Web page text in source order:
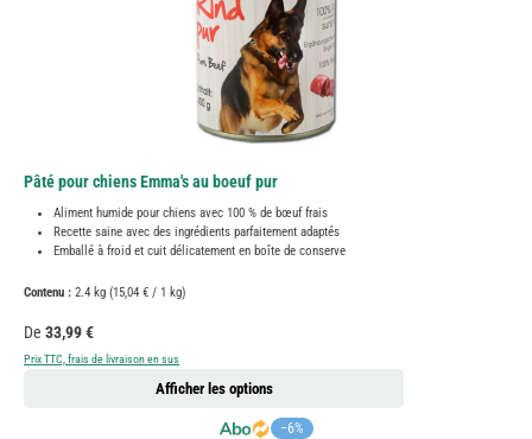
Pâté pour chiens Emma's au boeuf pur
Aliment humide pour chiens avec 100 % de bœuf frais
Recette saine avec des ingrédients parfaitement adaptés
Emballé à froid et cuit délicatement en boîte de conserve
Contenu : 2.4 kg (15,04 € / 1 kg)
Prix régulier :
De 33,99 €
Prix TTC, frais de livraison en sus
−6%
Afficher les options